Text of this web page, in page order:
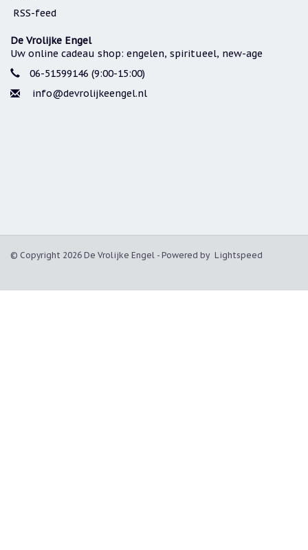
RSS-feed
De Vrolijke Engel
Uw online cadeau shop: engelen, spiritueel, new-age
06-51599146 (9:00-15:00)
info@devrolijkeengel.nl
© Copyright 2026 De Vrolijke Engel - Powered by Lightspeed